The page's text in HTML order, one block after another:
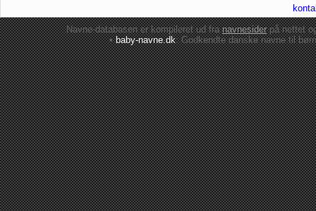
Navne-databasen er kompileret ud franavnesiderpå nettet
•baby-navne.dk: Godkendte danskenavne til børn